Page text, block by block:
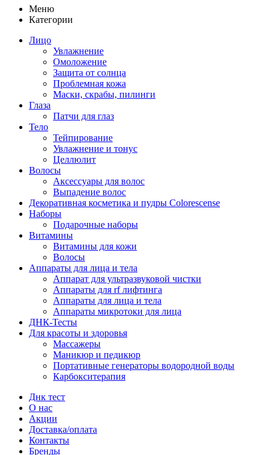
Меню
Категории
Лицо
Увлажнение
Омоложение
Защита от солнца
Проблемная кожа
Маски, скрабы, пилинги
Глаза
Патчи для глаз
Тело
Тейпирование
Увлажнение и тонус
Целлюлит
Волосы
Аксессуары для волос
Выпадение волос
Декоративная косметика и пудры Colorescense
Наборы
Подарочные наборы
Витамины
Витамины для кожи
Волосы
Аппараты для лица и тела
Аппарат для ультразвуковой чистки
Аппараты для rf лифтинга
Аппараты для лица и тела
Аппараты микротоки для лица
ДНК-Тесты
Для красоты и здоровья
Массажеры
Маникюр и педикюр
Портативные генераторы водородной воды
Карбокситерапия
Днк тест
О нас
Акции
Доставка/оплата
Контакты
Бренды